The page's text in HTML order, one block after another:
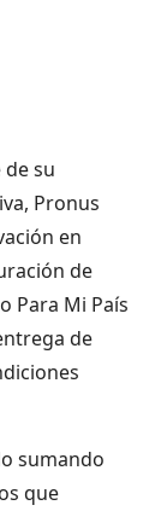
su
Pronus
en
de
Para Mi País
de
sumando
que